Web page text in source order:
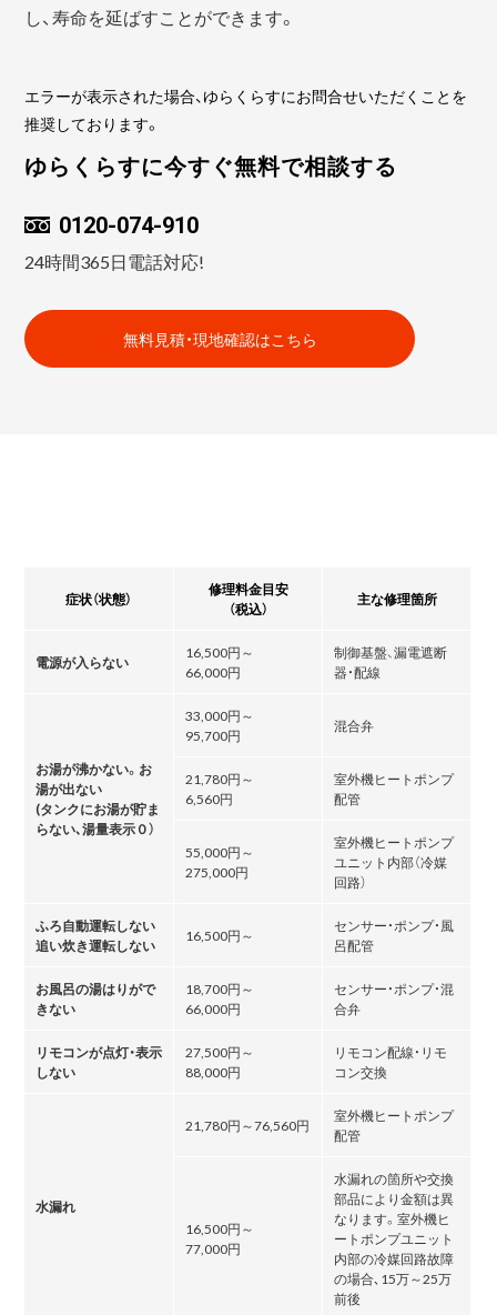
し、寿命を延ばすことができます。
エラーが表示された場合、ゆらくらすにお問合せいただくことを
推奨しております。
ゆらくらすに今すぐ無料で相談する
0120-074-910
24時間365日電話対応!
無料見積・現地確認はこちら
症状（状態）
修理料金目安
（税込）
主な修理箇所
電源が入らない
16,500円～
66,000円
制御基盤、漏電遮断
器・配線
お湯が沸かない。お
湯が出ない
(タンクにお湯が貯ま
らない､湯量表示０）
33,000円～
95,700円
混合弁
21,780円～
6,560円
室外機ヒートポンプ
配管
55,000円～
275,000円
室外機ヒートポンプ
ユニット内部（冷媒
回路）
ふろ自動運転しない
追い炊き運転しない
16,500円～
センサー・ポンプ・風
呂配管
お風呂の湯はりがで
きない
18,700円～
66,000円
センサー・ポンプ・混
合弁
リモコンが点灯・表示
しない
27,500円～
88,000円
リモコン配線・リモ
コン交換
水漏れ
21,780円～76,560円
室外機ヒートポンプ
配管
16,500円～
77,000円
水漏れの箇所や交換
部品により金額は異
なります。室外機ヒ
ートポンプユニット
内部の冷媒回路故障
の場合､15万～25万
前後